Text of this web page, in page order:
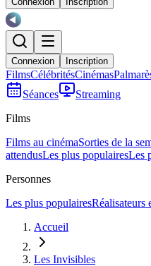
Connexion Inscription
FilmsCélébritésCinémas
Séances
Streaming
Films
Films au cinémaSorties de la
attendusLes plus populairesLes
Personnes
Les plus populairesRéalisateurs
Accueil
Les Invisibles